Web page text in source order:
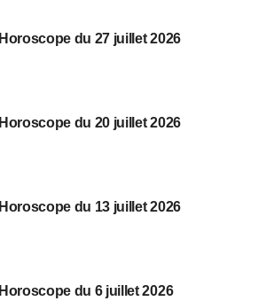
Horoscope du 27 juillet 2026
Horoscope du 20 juillet 2026
Horoscope du 13 juillet 2026
Horoscope du 6 juillet 2026